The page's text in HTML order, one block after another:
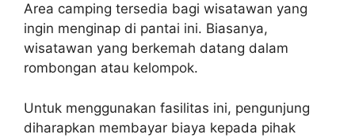
Area camping tersedia bagi wisatawan yang
ingin menginap di pantai ini. Biasanya,
wisatawan yang berkemah datang dalam
rombongan atau kelompok.
Untuk menggunakan fasilitas ini, pengunjung
diharapkan membayar biaya kepada pihak